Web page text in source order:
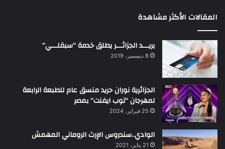
المقالات الأكثر مشاهدة
بريـــد الجزائـــر يطلق خدمة “سبقلـــي”
8 ديسمبر، 2019
الجزائرية نوران حريد منسق عام للطبعة الرابعة
لمهرجان “توب ايفنت” بمصر
25 فبراير، 2024
الوادي..سندروس الإرث الروماني المهمش
21 يناير، 2021